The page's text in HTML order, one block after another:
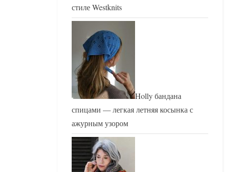
стиле Westknits
Holly бандана
спицами — легкая летняя косынка с
ажурным узором